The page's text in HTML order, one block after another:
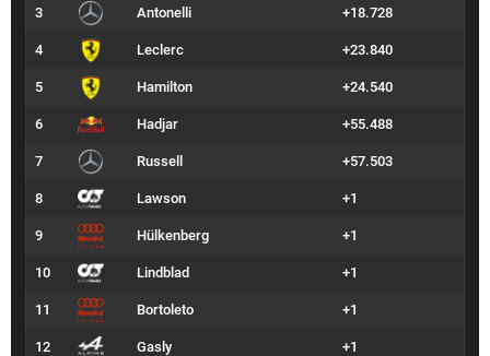
3 Antonelli +18.728
4 Leclerc +23.840
5 Hamilton +24.540
6 Hadjar +55.488
7 Russell +57.503
8 Lawson +1
9 Hülkenberg +1
10 Lindblad +1
11 Bortoleto +1
12 Gasly +1